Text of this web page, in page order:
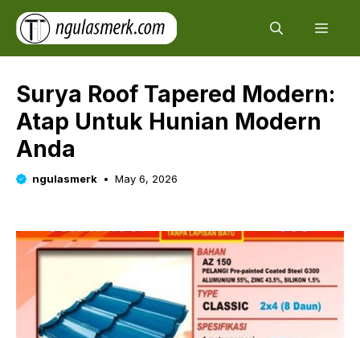
Skip
content
Surya Roof Tapered Modern:
Atap Untuk Hunian Modern
Anda
ngulasmerk May 6, 2026